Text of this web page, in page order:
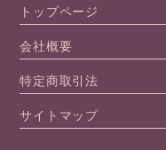
トップページ
会社概要
特定商取引法
サイトマップ